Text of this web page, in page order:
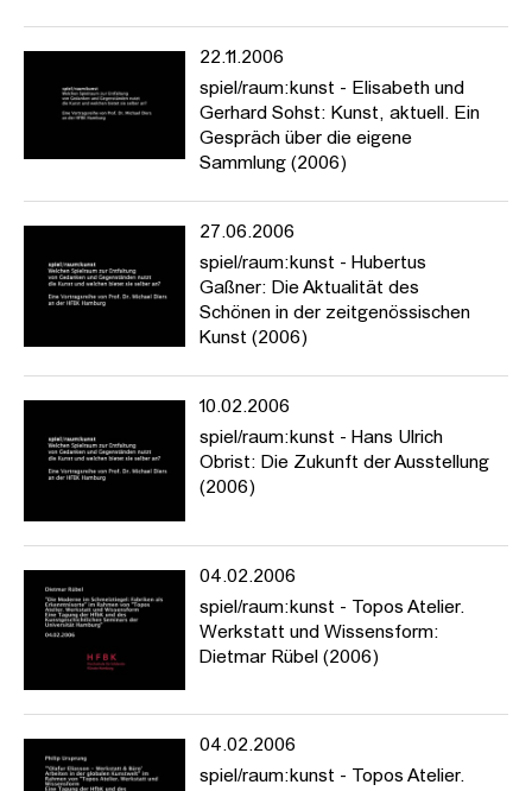
22.11.2006
spiel/raum:kunst - Elisabeth und
Gerhard Sohst: Kunst, aktuell. Ein
Gespräch über die eigene
Sammlung (2006)
27.06.2006
spiel/raum:kunst - Hubertus
Gaßner: Die Aktualität des
Schönen in der zeitgenössischen
Kunst (2006)
10.02.2006
spiel/raum:kunst - Hans Ulrich
Obrist: Die Zukunft der Ausstellung
(2006)
04.02.2006
spiel/raum:kunst - Topos Atelier.
Werkstatt und Wissensform:
Dietmar Rübel (2006)
04.02.2006
spiel/raum:kunst - Topos Atelier.